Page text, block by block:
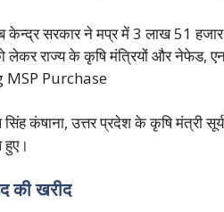
केन्द्र सरकार ने मप्र में 3 लाख 51
लेकर राज्य के कृषि मंत्रियों और नेफेड,
MSP Purchase
कंषाना, उत्तर प्रदेश के कृषि मंत्री
हुए।
की खरीद